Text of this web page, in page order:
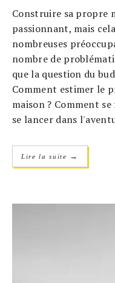
Construire sa propre
passionnant, mais
nombreuses
nombre de
que la question du
Comment estimer le
maison ? Comment
se lancer dans
Lire la suite →